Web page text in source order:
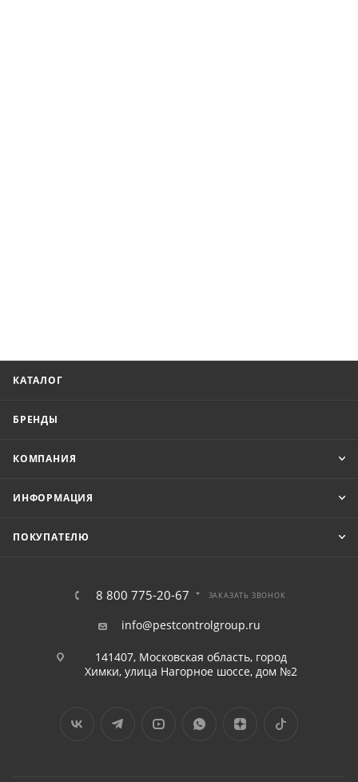
КАТАЛОГ
БРЕНДЫ
КОМПАНИЯ
ИНФОРМАЦИЯ
ПОКУПАТЕЛЮ
8 800 775-20-67 ЗАКАЗАТЬ ЗВОНОК
info@pestcontrolgroup.ru
141407, Московская область, город
Химки, улица Нагорное шоссе, дом №2